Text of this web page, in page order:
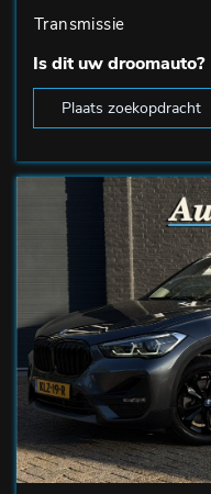
Transmissie
Is dit uw droomauto?
Plaats zoekopdracht